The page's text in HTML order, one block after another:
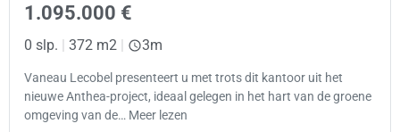
1.095.000 €
0 slp. | 372 m2 | 3m
Vaneau Lecobel presenteert u met trots dit kantoor uit het
nieuwe Anthea-project, ideaal gelegen in het hart van de groene
omgeving van de… Meer lezen